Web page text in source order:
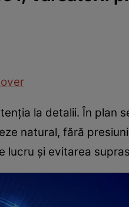
la detalii. În plan
natural, fără
lucru și evitarea